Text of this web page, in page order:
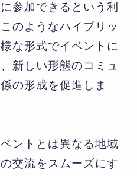
参加できるという利
のようなハイブリッ
な形式でイベントに
新しい形態のコミュ
の形成を促進しま
ントとは異なる地域
交流をスムーズにす